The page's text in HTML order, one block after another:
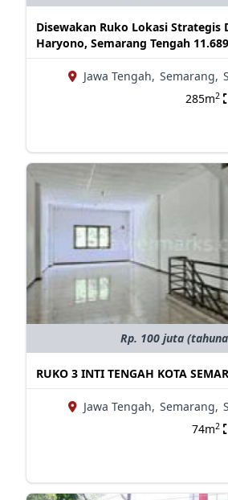
Disewakan Ruko Lokasi Strategis
Haryono, Semarang Tengah
Jawa Tengah, Semarang,
285m2
Rp. 100 juta
RUKO 3 INTI TENGAH KOTA
Jawa Tengah, Semarang,
74m2